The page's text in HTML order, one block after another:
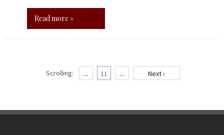
Read more »
Scrolling: ... 11 ... Next ›